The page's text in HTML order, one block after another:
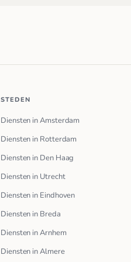
STEDEN
Diensten in Amsterdam
Diensten in Rotterdam
Diensten in Den Haag
Diensten in Utrecht
Diensten in Eindhoven
Diensten in Breda
Diensten in Arnhem
Diensten in Almere